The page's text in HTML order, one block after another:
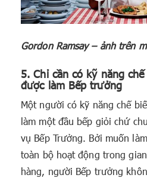
Gordon Ramsay – ảnh trên
5. Chỉ cần có kỹ năng
được làm Bếp trưởng
Một người có kỹ năng chế
làm một đầu bếp giỏi chứ
vụ Bếp Trưởng. Bởi muốn
toàn bộ hoạt động trong
hàng, người Bếp trưởng